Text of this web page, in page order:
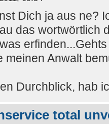
Dich ja aus ne?
das wortwörtlich
meinen Anwalt
Durchblick, hab
total